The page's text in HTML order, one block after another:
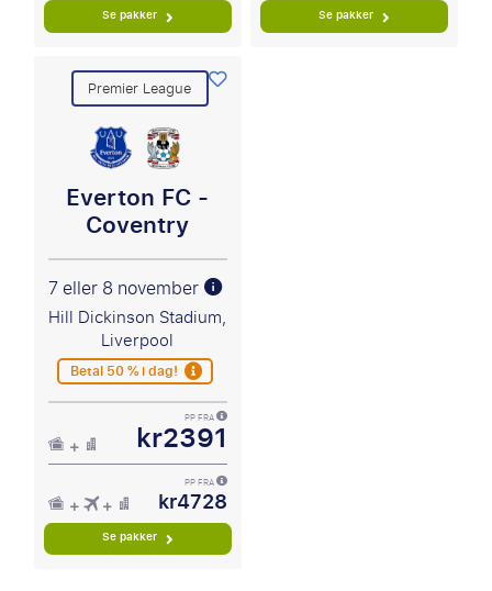
Se pakker Se pakker
Premier League
Everton FC -
Coventry
7 eller 8 november
Hill Dickinson Stadium,
Liverpool
Betal 50 % i dag!
PP FRA
kr2391
PP FRA
kr4728
Se pakker